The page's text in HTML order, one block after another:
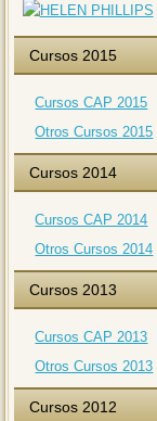
Cursos 2015
Cursos CAP 2015
Otros Cursos 2015
Cursos 2014
Cursos CAP 2014
Otros Cursos 2014
Cursos 2013
Cursos CAP 2013
Otros Cursos 2013
Cursos 2012